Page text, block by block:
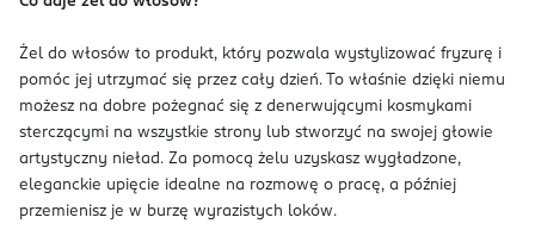
Żel do włosów to produkt, który pozwala wystylizować fryzurę i
pomóc jej utrzymać się przez cały dzień. To właśnie dzięki niemu
możesz na dobre pożegnać się z denerwującymi kosmykami
sterczącymi na wszystkie strony lub stworzyć na swojej głowie
artystyczny nieład. Za pomocą żelu uzyskasz wygładzone,
eleganckie upięcie idealne na rozmowę o pracę, a później
przemienisz je w burzę wyrazistych loków.